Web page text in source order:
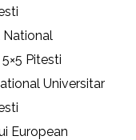
National
Pitesti
Universitar
European